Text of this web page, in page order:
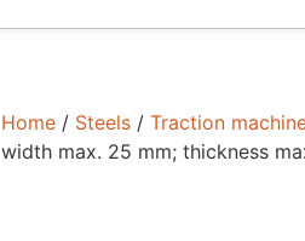
Home / Steels / Traction
width max. 25 mm; thickness